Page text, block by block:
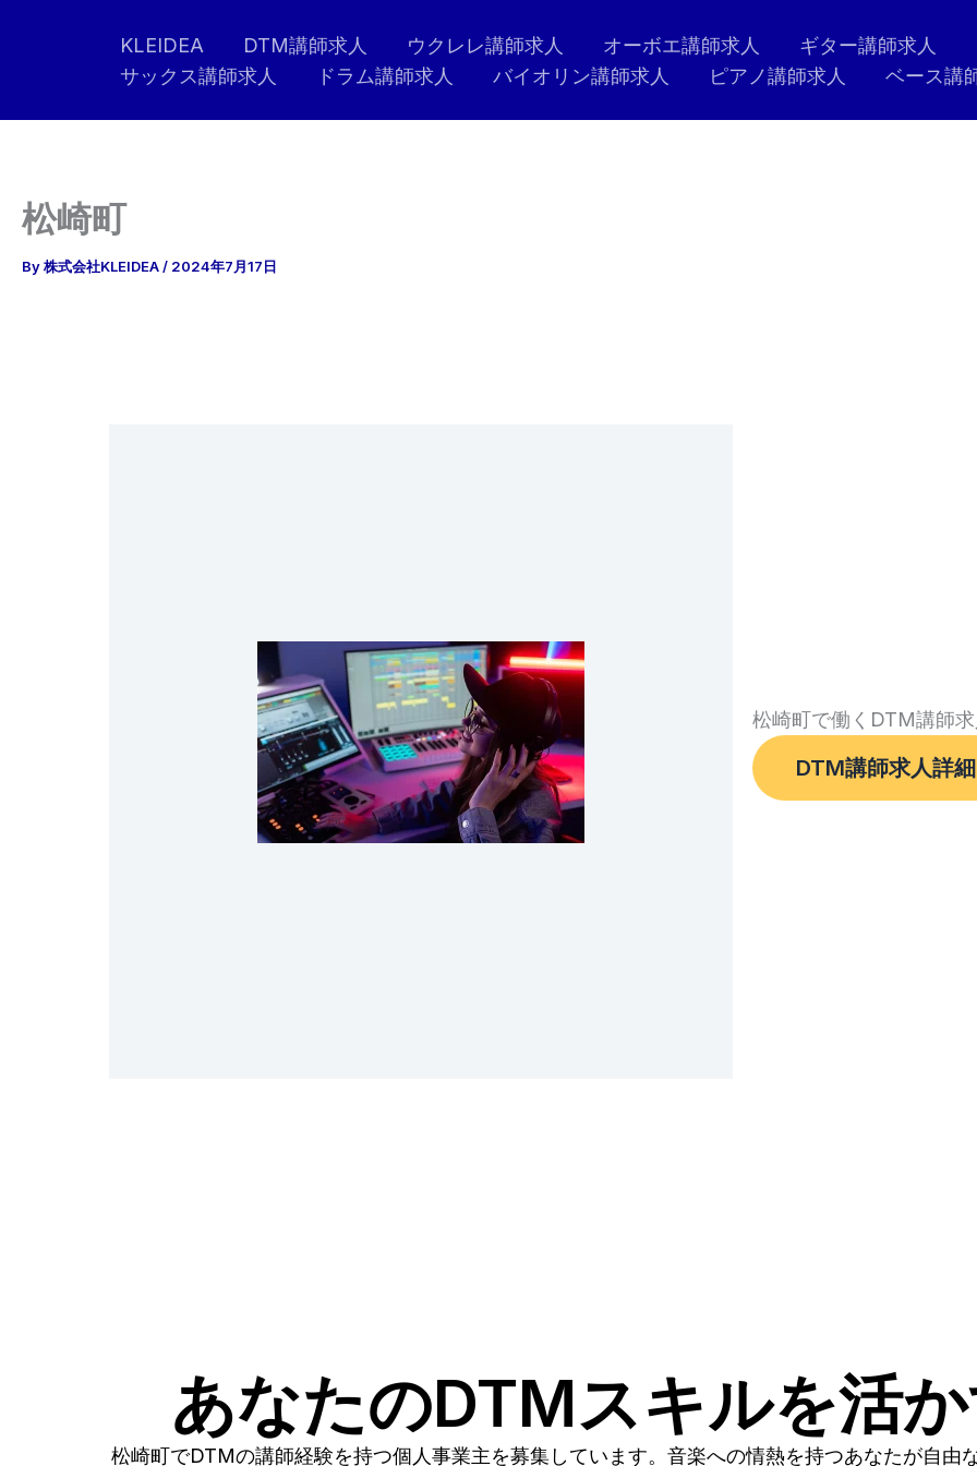
KLEIDEA DTM講師求人 ウクレレ講師求人 オーボエ講師求人 ギター講師求人
サックス講師求人
ドラム講師求人 バイオリン講師求人 ピアノ講師求人 ベース講
松崎町
By株式会社KLEIDEA/ 2024年7月17日
松崎町で働くDTM講師
DTM講師求人詳細
あなたのDTMスキルを活
松崎町でDTMの講師経験を持つ個人事業主を募集しています。音楽への情熱を持つあなたが自由